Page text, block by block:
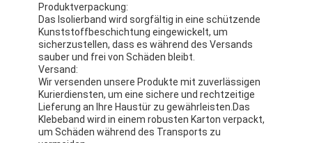
Produktverpackung:
Das Isolierband wird sorgfältig in eine schützende
Kunststoffbeschichtung eingewickelt, um
sicherzustellen, dass es während des Versands
sauber und frei von Schäden bleibt.
Versand:
Wir versenden unsere Produkte mit zuverlässigen
Kurierdiensten, um eine sichere und rechtzeitige
Lieferung an Ihre Haustür zu gewährleisten.Das
Klebeband wird in einem robusten Karton verpackt,
um Schäden während des Transports zu